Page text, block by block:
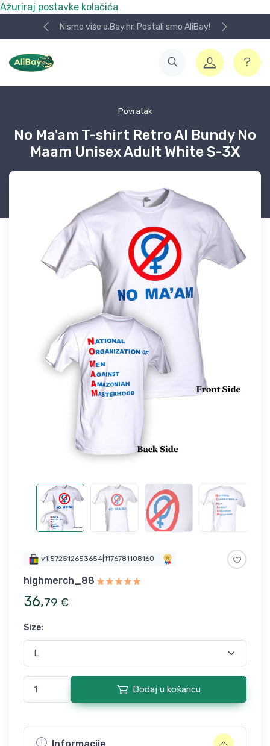
Ažuriraj postavke kolačića
Nismo više e.Bay.hr. Postali smo AliBay!
Povratak
No Ma'am T-shirt Retro Al Bundy No
Maam Unisex Adult White S-3X
v1|572512653654|1176781108160
highmerch_88
36,79 €
Size:
Dodaj u košaricu
Informacije